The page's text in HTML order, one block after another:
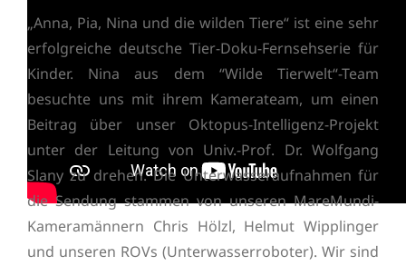
„Anna, Pia, Nina und die wilden Tiere“ ist eine sehr
erfolgreiche deutsche Tier-Doku-Fernsehserie für
Kinder. Nina aus dem “Wilde Tierwelt“-Team
besuchte uns mit ihrem Kamerateam, um einen
Beitrag über unser Oktopus-Intelligenz-Projekt
unter der Leitung von Univ.-Prof. Dr. Wolfgang
Slany zu drehen. Die Unterwasseraufnahmen für
die Sendung stammen von unseren MareMundi-
Kameramännern Chris Hölzl, Helmut Wipplinger
und unseren ROVs (Unterwasserroboter). Wir sind